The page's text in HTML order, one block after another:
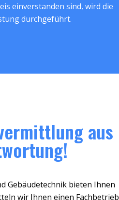
einverstanden sind, wird die
durchgeführt.
aus
Gebäudetechnik bieten Ihnen
wir Ihnen einen Fachbetrieb